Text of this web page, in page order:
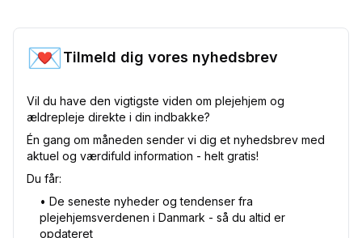
💌Tilmeld dig vores nyhedsbrev
Vil du have den vigtigste viden om plejehjem og
ældrepleje direkte i din indbakke?
Én gang om måneden sender vi dig et nyhedsbrev med
aktuel og værdifuld information - helt gratis!
Du får:
•⁠ De seneste nyheder og tendenser fra
plejehjemsverdenen i Danmark - så du altid er
opdateret